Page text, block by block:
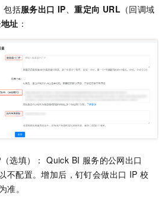
包括服务出口 IP、重定向 URL （回调域
址 ：
（选填）： Quick BI 服务的公网出口
不配置。增加后，钉钉会做出口 IP 校
准。